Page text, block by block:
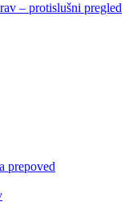
– protislušni pregled
prepoved